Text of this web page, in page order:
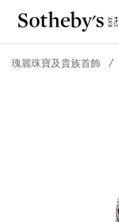
瑰麗珠寶及貴族首飾 /